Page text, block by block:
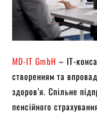
MD-IT GmbH – ІТ-
створенням та
здоров’я. Спільне
пенсійного